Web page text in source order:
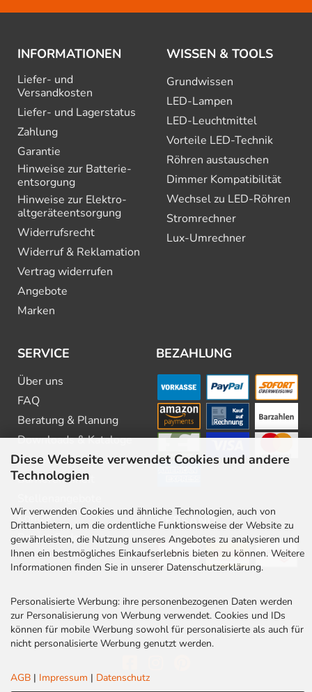
Diese Webseite verwendet Cookies und andere
Technologien
Wir verwenden Cookies und ähnliche Technologien, auch von
Drittanbietern, um die ordentliche Funktionsweise der Website zu
gewährleisten, die Nutzung unseres Angebotes zu analysieren und
Ihnen ein bestmögliches Einkaufserlebnis bieten zu können. Weitere
Informationen finden Sie in unserer Datenschutzerklärung.
Personalisierte Werbung: ihre personenbezogenen Daten werden
zur Personalisierung von Werbung verwendet. Cookies und IDs
können für mobile Werbung sowohl für personalisierte als auch für
nicht personalisierte Werbung genutzt werden.
AGB | Impressum | Datenschutz
INFORMATIONEN
Liefer- und
Versandkosten
Liefer- und Lagerstatus
Zahlung
Garantie
Hinweise zur Batterie­
entsorgung
Hinweise zur Elektro­
altgeräte­entsorgung
Widerrufsrecht
Widerruf & Reklamation
Vertrag widerrufen
Angebote
Marken
WISSEN & TOOLS
Grundwissen
LED-Lampen
LED-Leuchtmittel
Vorteile LED-Technik
Röhren austauschen
Dimmer Kompatibilität
Wechsel zu LED-Röhren
Stromrechner
Lux-Umrechner
SERVICE
Über uns
FAQ
Beratung & Planung
Downloads & Kataloge
Newsletter
Barrierefreiheit
Kontakt
Rabatt Codes
BEZAHLUNG
VERSAND